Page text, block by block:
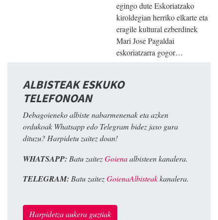
egingo dute Eskoriatzako
kiroldegian herriko elkarte eta
eragile kultural ezberdinek
Mari Jose Pagaldai
eskoriatzarra gogor…
ALBISTEAK ESKUKO
TELEFONOAN
Debagoieneko albiste nabarmenenak eta azken
ordukoak Whatsapp edo Telegram bidez jaso gura
dituzu? Harpidetu zaitez doan!
WHATSAPP: Batu zaitezGoienaalbisteen kanalera.
TELEGRAM: Batu zaitezGoienaAlbisteakkanalera.
Harpidetza aukera guztiak